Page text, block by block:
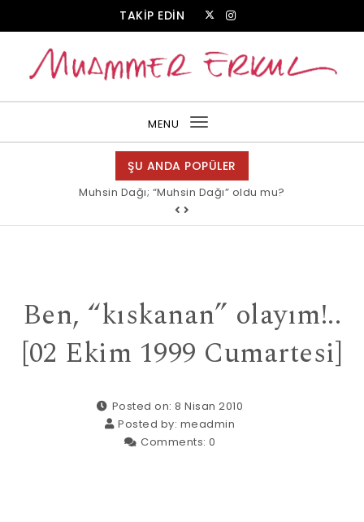
TAKİP EDİN
MENU
Toggle
navigation
ŞU ANDA POPÜLER
Muhsin Dağı; “Muhsin Dağı” oldu mu?
Allah bir, dese sözüne inanır mısın?
Ben, “kıskanan” olayım!..
[02 Ekim 1999 Cumartesi]
Posted on: 8 Nisan 2010
Posted by: meadmin
Comments: 0